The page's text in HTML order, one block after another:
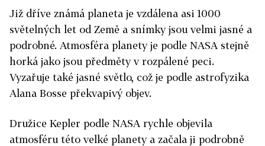
Již dříve známá planeta je vzdálena asi 1000
světelných let od Země a snímky jsou velmi jasné a
podrobné. Atmosféra planety je podle NASA stejně
horká jako jsou předměty v rozpálené peci.
Vyzařuje také jasné světlo, což je podle astrofyzika
Alana Bosse překvapivý objev.
Družice Kepler podle NASA rychle objevila
atmosféru této velké planety a začala ji podrobně